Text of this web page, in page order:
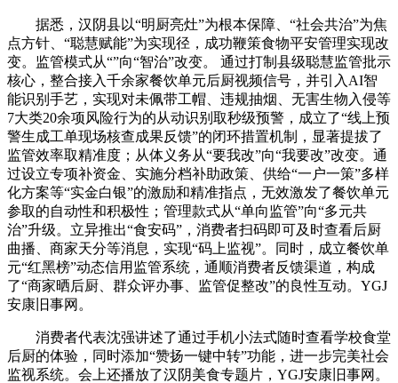
据悉，汉阴县以“明厨亮灶”为根本保障、“社会共治”为焦
点方针、“聪慧赋能”为实现径，成功鞭策食物平安管理实现改
变。监管模式从“”向“智治”改变。 通过打制县级聪慧监管批示
核心，整合接入千余家餐饮单元后厨视频信号，并引入AI智
能识别手艺，实现对未佩带工帽、违规抽烟、无害生物入侵等
7大类20余项风险行为的从动识别取秒级预警，成立了“线上预
警生成工单现场核查成果反馈”的闭环措置机制，显著提拔了
监管效率取精准度；从体义务从“要我改”向“我要改”改变。通
过设立专项补资金、实施分档补助政策、供给“一户一策”多样
化方案等“实金白银”的激励和精准指点，无效激发了餐饮单元
参取的自动性和积极性；管理款式从“单向监管”向“多元共
治”升级。立异推出“食安码”，消费者扫码即可及时查看后厨
曲播、商家天分等消息，实现“码上监视”。同时，成立餐饮单
元“红黑榜”动态信用监管系统，通顺消费者反馈渠道，构成
了“商家晒后厨、群众评办事、监管促整改”的良性互动。YGJ
安康旧事网。
消费者代表沈强讲述了通过手机小法式随时查看学校食堂
后厨的体验，同时添加“赞扬一键中转”功能，进一步完美社会
监视系统。会上还播放了汉阴美食专题片，YGJ安康旧事网。